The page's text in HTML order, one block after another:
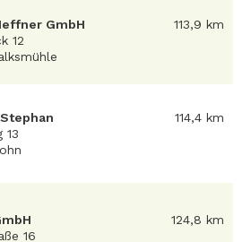
GmbH
12
113,9 km
13
114,4 km
16
124,8 km